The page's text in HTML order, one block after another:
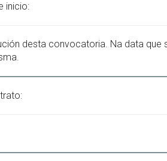
inicio:
desta convocatoria. Na data que